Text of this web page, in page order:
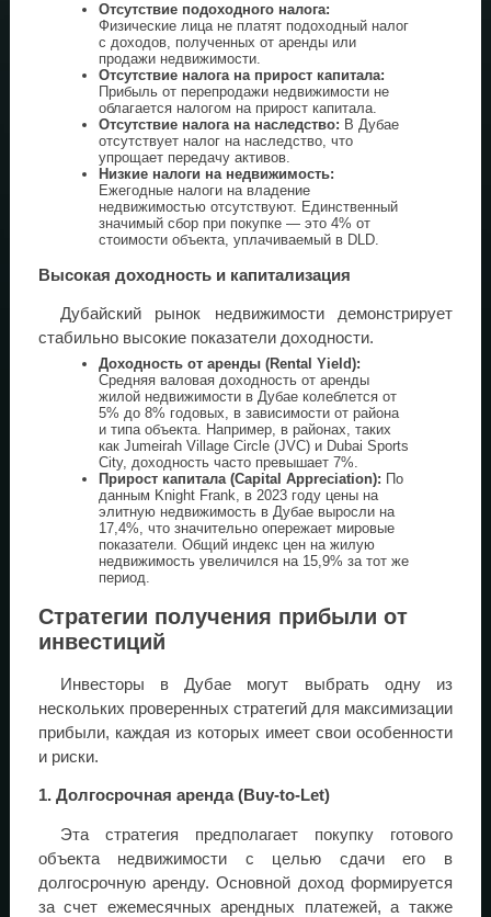
Отсутствие подоходного налога:
Физические лица не платят подоходный налог
с доходов, полученных от аренды или
продажи недвижимости.
Отсутствие налога на прирост капитала:
Прибыль от перепродажи недвижимости не
облагается налогом на прирост капитала.
Отсутствие налога на наследство: В Дубае
отсутствует налог на наследство, что
упрощает передачу активов.
Низкие налоги на недвижимость:
Ежегодные налоги на владение
недвижимостью отсутствуют. Единственный
значимый сбор при покупке — это 4% от
стоимости объекта, уплачиваемый в DLD.
Высокая доходность и капитализация
Дубайский рынок недвижимости демонстрирует
стабильно высокие показатели доходности.
Доходность от аренды (Rental Yield):
Средняя валовая доходность от аренды
жилой недвижимости в Дубае колеблется от
5% до 8% годовых, в зависимости от района
и типа объекта. Например, в районах, таких
как Jumeirah Village Circle (JVC) и Dubai Sports
City, доходность часто превышает 7%.
Прирост капитала (Capital Appreciation): По
данным Knight Frank, в 2023 году цены на
элитную недвижимость в Дубае выросли на
17,4%, что значительно опережает мировые
показатели. Общий индекс цен на жилую
недвижимость увеличился на 15,9% за тот же
период.
Стратегии получения прибыли от
инвестиций
Инвесторы в Дубае могут выбрать одну из
нескольких проверенных стратегий для максимизации
прибыли, каждая из которых имеет свои особенности
и риски.
1. Долгосрочная аренда (Buy-to-Let)
Эта стратегия предполагает покупку готового
объекта недвижимости с целью сдачи его в
долгосрочную аренду. Основной доход формируется
за счет ежемесячных арендных платежей, а также